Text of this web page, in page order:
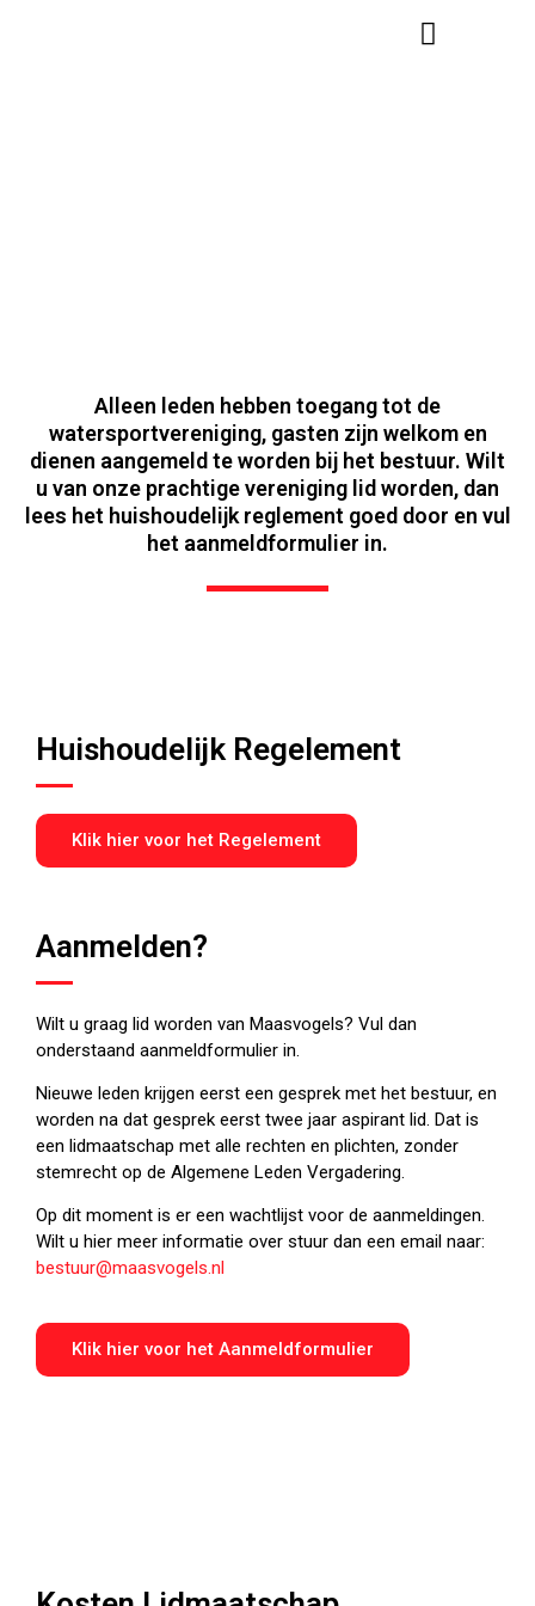
Alleen leden hebben toegang tot de
watersportvereniging, gasten zijn welkom en
dienen aangemeld te worden bij het bestuur. Wilt
u van onze prachtige vereniging lid worden, dan
lees het huishoudelijk reglement goed door en vul
het aanmeldformulier in.
Huishoudelijk Regelement
Klik hier voor het Regelement
Aanmelden?
Wilt u graag lid worden van Maasvogels? Vul dan
onderstaand aanmeldformulier in.
Nieuwe leden krijgen eerst een gesprek met het bestuur, en
worden na dat gesprek eerst twee jaar aspirant lid. Dat is
een lidmaatschap met alle rechten en plichten, zonder
stemrecht op de Algemene Leden Vergadering.
Op dit moment is er een wachtlijst voor de aanmeldingen.
Wilt u hier meer informatie over stuur dan een email naar:
bestuur@maasvogels.nl
Klik hier voor het Aanmeldformulier